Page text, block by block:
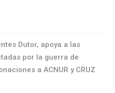
Dutor, apoya a las
por la guerra de
a ACNUR y CRUZ